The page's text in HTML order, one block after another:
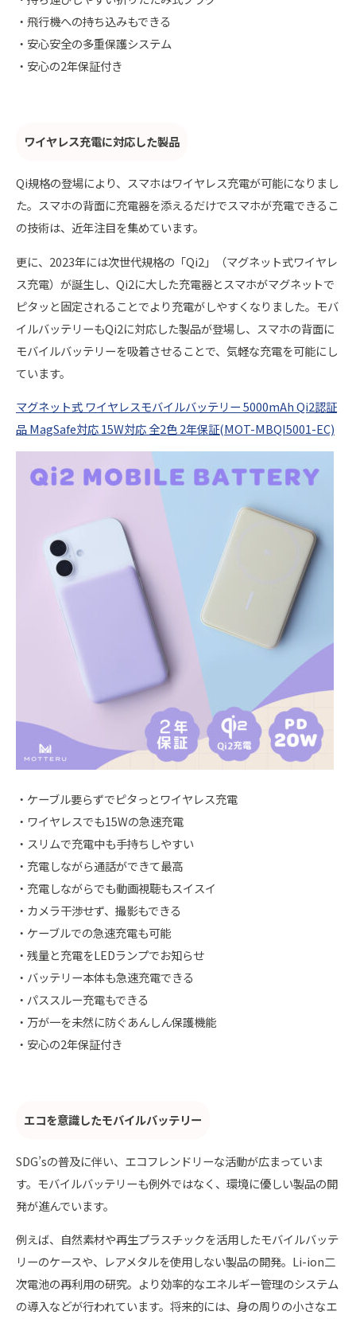
・飛行機への持ち込みもできる
・安心安全の多重保護システム
・安心の2年保証付き
ワイヤレス充電に対応した製品
Qi規格の登場により、スマホはワイヤレス充電が可能になりまし
た。スマホの背面に充電器を添えるだけでスマホが充電できるこ
の技術は、近年注目を集めています。
更に、2023年には次世代規格の「Qi2」（マグネット式ワイヤレ
ス充電）が誕生し、Qi2に大した充電器とスマホがマグネットで
ピタッと固定されることでより充電がしやすくなりました。モバ
イルバッテリーもQi2に対応した製品が登場し、スマホの背面に
モバイルバッテリーを吸着させることで、気軽な充電を可能にし
ています。
マグネット式 ワイヤレスモバイルバッテリー 5000mAh Qi2認証
品 MagSafe対応 15W対応 全2色 2年保証(MOT-MBQI5001-EC)
・ケーブル要らずでピタっとワイヤレス充電
・ワイヤレスでも15Wの急速充電
・スリムで充電中も手持ちしやすい
・充電しながら通話ができて最高
・充電しながらでも動画視聴もスイスイ
・カメラ干渉せず、撮影もできる
・ケーブルでの急速充電も可能
・残量と充電をLEDランプでお知らせ
・バッテリー本体も急速充電できる
・パススルー充電もできる
・万が一を未然に防ぐあんしん保護機能
・安心の2年保証付き
エコを意識したモバイルバッテリー
SDG’sの普及に伴い、エコフレンドリーな活動が広まっていま
す。モバイルバッテリーも例外ではなく、環境に優しい製品の開
発が進んでいます。
例えば、自然素材や再生プラスチックを活用したモバイルバッテ
リーのケースや、レアメタルを使用しない製品の開発。Li-ion二
次電池の再利用の研究。より効率的なエネルギー管理のシステム
の導入などが行われています。将来的には、身の周りの小さなエ